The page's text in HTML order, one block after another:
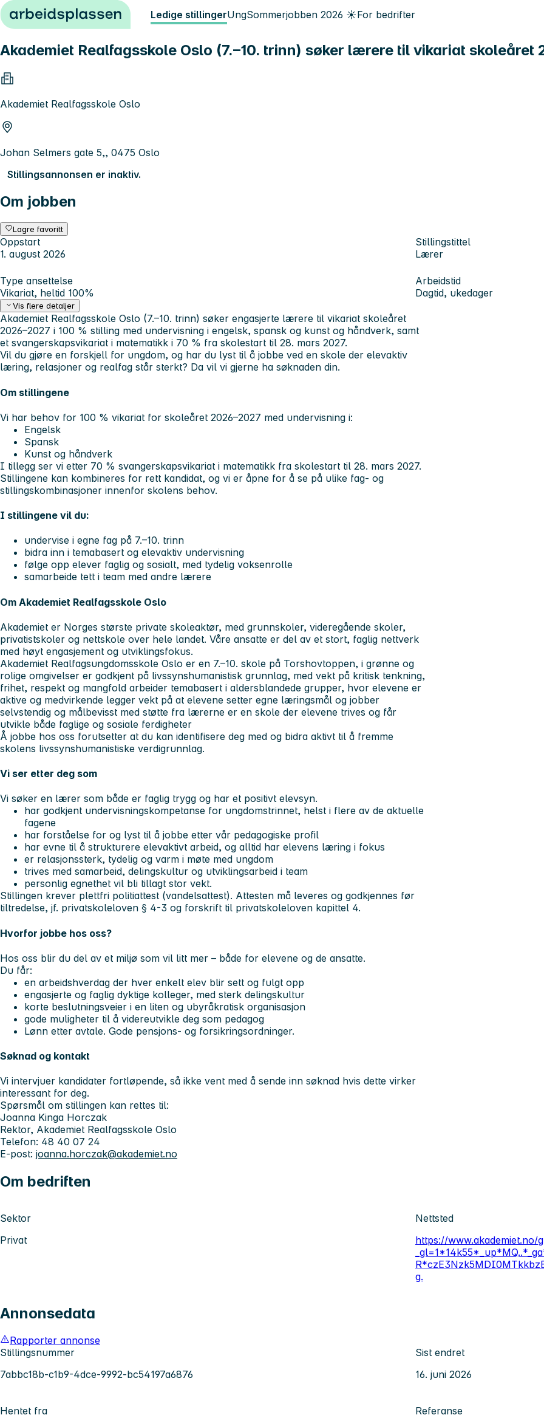
Hopp til innhold Ledige stillingerUngSommerjobben 2026 ☀️For bedrifter
Akademiet Realfagsskole Oslo (7.–10. trinn) søker lærere til vikariat skoleåret
Akademiet Realfagsskole Oslo
Johan Selmers gate 5,, 0475 Oslo
Stillingsannonsen er inaktiv.
Om jobben
Lagre favoritt
Oppstart
1. august 2026
Stillingstittel
Lærer
Type ansettelse
Vikariat, heltid 100%
Arbeidstid
Dagtid, ukedager
Vis flere detaljer
Akademiet Realfagsskole Oslo (7.–10. trinn) søker engasjerte lærere til vikariat skoleåret
2026–2027 i 100 % stilling med undervisning i engelsk, spansk og kunst og håndverk, samt
et svangerskapsvikariat i matematikk i 70 % fra skolestart til 28. mars 2027.
Vil du gjøre en forskjell for ungdom, og har du lyst til å jobbe ved en skole der elevaktiv
læring, relasjoner og realfag står sterkt? Da vil vi gjerne ha søknaden din.
Om stillingene
Vi har behov for 100 % vikariat for skoleåret 2026–2027 med undervisning i:
Engelsk
Spansk
Kunst og håndverk
I tillegg ser vi etter 70 % svangerskapsvikariat i matematikk fra skolestart til 28. mars 2027.
Stillingene kan kombineres for rett kandidat, og vi er åpne for å se på ulike fag- og
stillingskombinasjoner innenfor skolens behov.
I stillingene vil du:
undervise i egne fag på 7.–10. trinn
bidra inn i temabasert og elevaktiv undervisning
følge opp elever faglig og sosialt, med tydelig voksenrolle
samarbeide tett i team med andre lærere
Om Akademiet Realfagsskole Oslo
Akademiet er Norges største private skoleaktør, med grunnskoler, videregående skoler,
privatistskoler og nettskole over hele landet. Våre ansatte er del av et stort, faglig nettverk
med høyt engasjement og utviklingsfokus.
Akademiet Realfagsungdomsskole Oslo er en 7.–10. skole på Torshovtoppen, i grønne og
rolige omgivelser er godkjent på livssynshumanistisk grunnlag, med vekt på kritisk tenkning,
frihet, respekt og mangfold arbeider temabasert i aldersblandede grupper, hvor elevene er
aktive og medvirkende legger vekt på at elevene setter egne læringsmål og jobber
selvstendig og målbevisst med støtte fra lærerne er en skole der elevene trives og får
utvikle både faglige og sosiale ferdigheter
Å jobbe hos oss forutsetter at du kan identifisere deg med og bidra aktivt til å fremme
skolens livssynshumanistiske verdigrunnlag.
Vi ser etter deg som
Vi søker en lærer som både er faglig trygg og har et positivt elevsyn.
har godkjent undervisningskompetanse for ungdomstrinnet, helst i flere av de aktuelle
fagene
har forståelse for og lyst til å jobbe etter vår pedagogiske profil
har evne til å strukturere elevaktivt arbeid, og alltid har elevens læring i fokus
er relasjonssterk, tydelig og varm i møte med ungdom
trives med samarbeid, delingskultur og utviklingsarbeid i team
personlig egnethet vil bli tillagt stor vekt.
Stillingen krever plettfri politiattest (vandelsattest). Attesten må leveres og godkjennes før
tiltredelse, jf. privatskoleloven § 4-3 og forskrift til privatskoleloven kapittel 4.
Hvorfor jobbe hos oss?
Hos oss blir du del av et miljø som vil litt mer – både for elevene og de ansatte.
Du får:
en arbeidshverdag der hver enkelt elev blir sett og fulgt opp
engasjerte og faglig dyktige kolleger, med sterk delingskultur
korte beslutningsveier i en liten og ubyråkratisk organisasjon
gode muligheter til å videreutvikle deg som pedagog
Lønn etter avtale. Gode pensjons- og forsikringsordninger.
Søknad og kontakt
Vi intervjuer kandidater fortløpende, så ikke vent med å sende inn søknad hvis dette virker
interessant for deg.
Spørsmål om stillingen kan rettes til:
Joanna Kinga Horczak
Rektor, Akademiet Realfagsskole Oslo
Telefon: 48 40 07 24
E-post: joanna.horczak@akademiet.no
Om bedriften
Sektor
Privat
Nettsted
https://www.akademiet.no/
g.
Annonsedata
Rapporter annonse
Stillingsnummer
7abbc18b-c1b9-4dce-9992-bc54197a6876
Sist endret
16. juni 2026
Hentet fra
Referanse